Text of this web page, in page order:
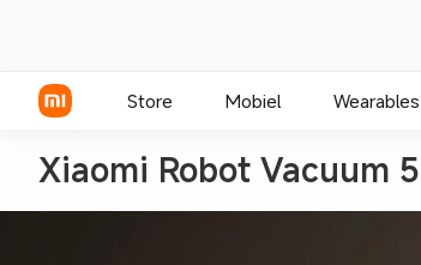
Store Mobiel Wearables
Xiaomi Robot Vacuum 5